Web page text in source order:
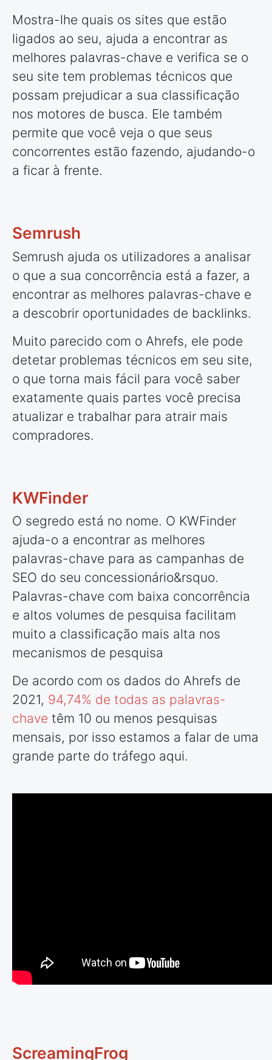
Mostra-lhe quais os sites que estão
ligados ao seu, ajuda a encontrar as
melhores palavras-chave e verifica se o
seu site tem problemas técnicos que
possam prejudicar a sua classificação
nos motores de busca. Ele também
permite que você veja o que seus
concorrentes estão fazendo, ajudando-o
a ficar à frente.
Semrush
Semrush ajuda os utilizadores a analisar
o que a sua concorrência está a fazer, a
encontrar as melhores palavras-chave e
a descobrir oportunidades de backlinks.
Muito parecido com o Ahrefs, ele pode
detetar problemas técnicos em seu site,
o que torna mais fácil para você saber
exatamente quais partes você precisa
atualizar e trabalhar para atrair mais
compradores.
KWFinder
O segredo está no nome. O KWFinder
ajuda-o a encontrar as melhores
palavras-chave para as campanhas de
SEO do seu concessionário&rsquo.
Palavras-chave com baixa concorrência
e altos volumes de pesquisa facilitam
muito a classificação mais alta nos
mecanismos de pesquisa
De acordo com os dados do Ahrefs de
2021, 94,74% de todas as palavras-
chave têm 10 ou menos pesquisas
mensais, por isso estamos a falar de uma
grande parte do tráfego aqui.
ScreamingFrog